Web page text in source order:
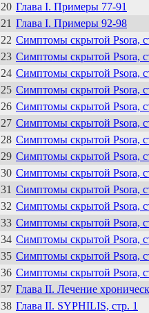
20 Глава I. Примеры 77-91
21 Глава I. Примеры 92-98
22 Симптомы скрытой Psora,
23 Симптомы скрытой Psora,
24 Симптомы скрытой Psora,
25 Симптомы скрытой Psora,
26 Симптомы скрытой Psora,
27 Симптомы скрытой Psora,
28 Симптомы скрытой Psora,
29 Симптомы скрытой Psora,
30 Симптомы скрытой Psora,
31 Симптомы скрытой Psora,
32 Симптомы скрытой Psora,
33 Симптомы скрытой Psora,
34 Симптомы скрытой Psora,
35 Симптомы скрытой Psora,
36 Симптомы скрытой Psora,
37 Глава II. Лечение
38 Глава II. SYPHILIS, стр. 1